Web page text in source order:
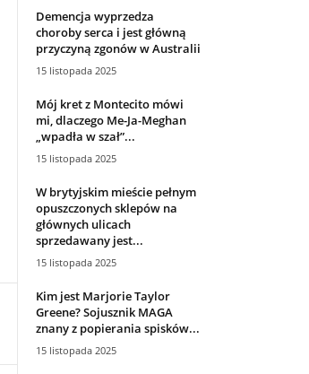
Demencja wyprzedza
choroby serca i jest główną
przyczyną zgonów w Australii
15 listopada 2025
Mój kret z Montecito mówi
mi, dlaczego Me-Ja-Meghan
„wpadła w szał”...
15 listopada 2025
W brytyjskim mieście pełnym
opuszczonych sklepów na
głównych ulicach
sprzedawany jest...
15 listopada 2025
Kim jest Marjorie Taylor
Greene? Sojusznik MAGA
znany z popierania spisków...
15 listopada 2025